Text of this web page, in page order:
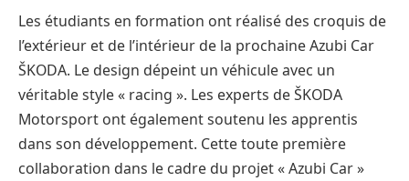
Les étudiants en formation ont réalisé des croquis de
l’extérieur et de l’intérieur de la prochaine Azubi Car
ŠKODA. Le design dépeint un véhicule avec un
véritable style « racing ». Les experts de ŠKODA
Motorsport ont également soutenu les apprentis
dans son développement. Cette toute première
collaboration dans le cadre du projet « Azubi Car »